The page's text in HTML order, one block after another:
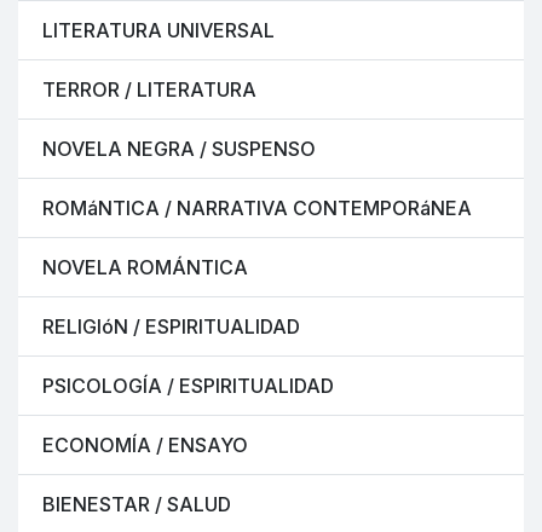
LITERATURA UNIVERSAL
TERROR / LITERATURA
NOVELA NEGRA / SUSPENSO
ROMáNTICA / NARRATIVA CONTEMPORáNEA
NOVELA ROMÁNTICA
RELIGIóN / ESPIRITUALIDAD
PSICOLOGÍA / ESPIRITUALIDAD
ECONOMÍA / ENSAYO
BIENESTAR / SALUD